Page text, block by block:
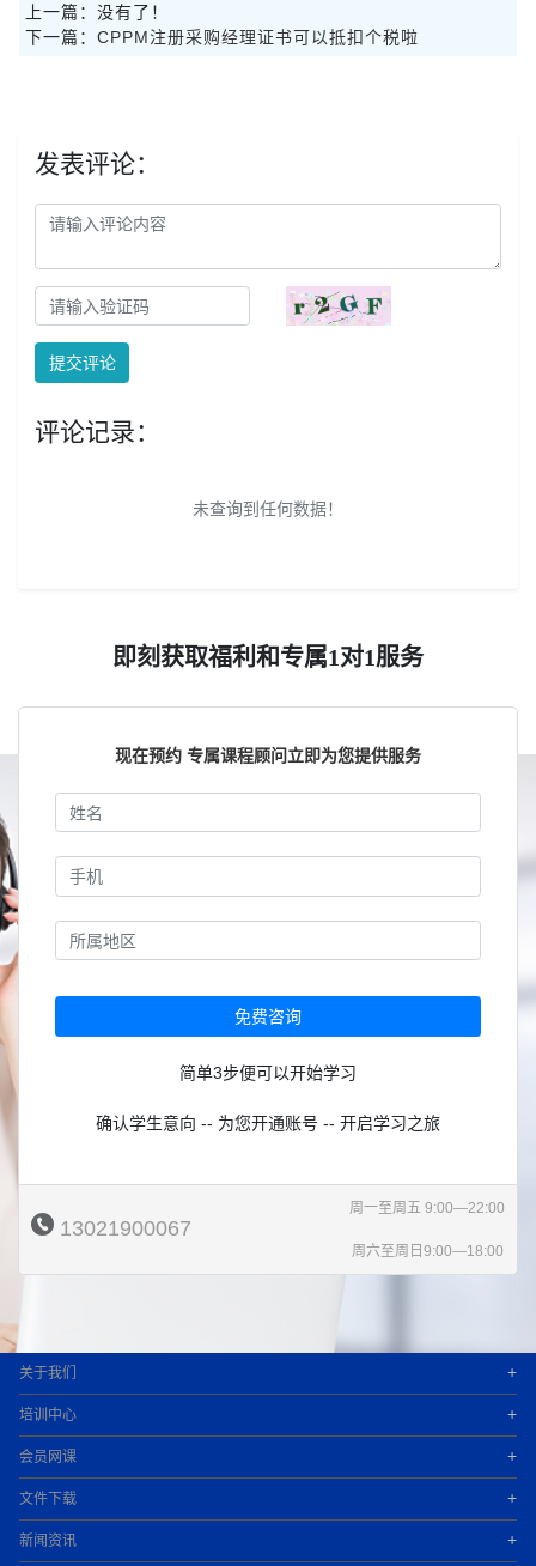
上一篇：没有了！
下一篇： CPPM注册采购经理证书可以抵扣个税啦
发表评论：
提交评论
评论记录：
未查询到任何数据！
即刻获取福利和专属1对1服务
现在预约 专属课程顾问立即为您提供服务
免费咨询
简单3步便可以开始学习
确认学生意向 -- 为您开通账号 -- 开启学习之旅
13021900067
周一至周五 9:00—22:00
周六至周日9:00—18:00
关于我们 +
培训中心 +
会员网课 +
文件下载 +
新闻资讯 +